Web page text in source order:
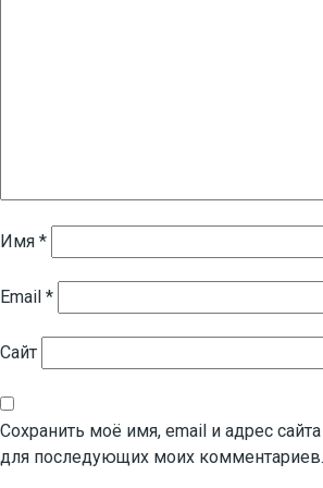
Имя *
Email *
Сайт
Сохранить моё имя, email и адрес
для последующих моих комментариев.